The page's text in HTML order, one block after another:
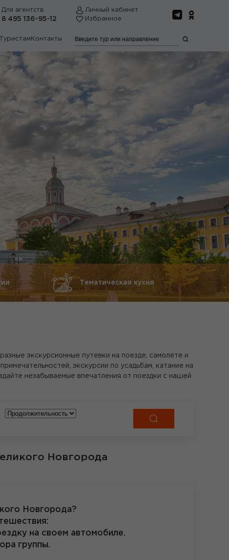
Для агентств
8 495 136-95-12
Личный кабинет
Избранное
Туристам Контакты
Тематическая кухня
экскурсионные путевки на поезде, самолете и
экскурсии по усадьбам, катание на
незабываемые впечатления от поездки с нашей
Новгорода
Новгорода?
на своем автомобиле.
группы.